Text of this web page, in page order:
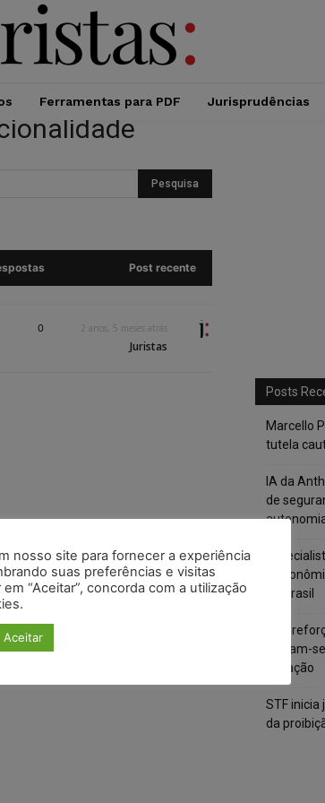
Ferramentas para PDF Jurisprudências
Post recente
0 2 anos, 5 meses atrás
Juristas
Posts
Marcello
tutela
IA da
de
e
no Brasil
TSE
tornam-
lacração
STF
da
nosso site para fornecer a experiência
suas preferências e visitas
“Aceitar”, concorda com a utilização
Aceitar